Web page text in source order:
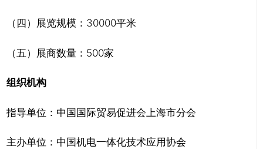
（四）展览规模：30000平米
（五）展商数量：500家
组织机构
指导单位：中国国际贸易促进会上海市分会
主办单位：中国机电一体化技术应用协会